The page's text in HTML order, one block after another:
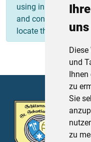
Diese
und
Ihnen
zu
Sie
zu
using in the Simple
and contains valid
locate the folder:
e.V.